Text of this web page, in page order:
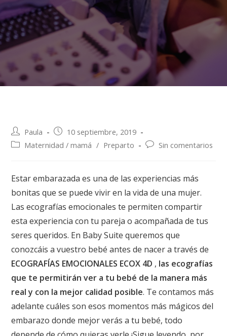
Paula
10 septiembre, 2019
Maternidad / mamá / Preparto Sin comentarios
Estar embarazada es una de las experiencias más
bonitas que se puede vivir en la vida de una mujer.
Las ecografías emocionales te permiten compartir
esta experiencia con tu pareja o acompañada de tus
seres queridos. En Baby Suite queremos que
conozcáis a vuestro bebé antes de nacer a través de
ECOGRAFÍAS EMOCIONALES ECOX 4D , las ecografías
que te permitirán ver a tu bebé de la manera más
real y con la mejor calidad posible. Te contamos más
adelante cuáles son esos momentos más mágicos del
embarazo donde mejor verás a tu bebé, todo